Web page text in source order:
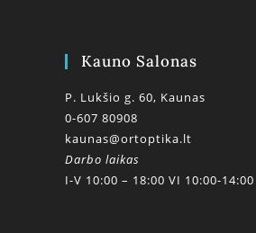
Kauno Salonas
P. Lukšio g. 60, Kaunas
0-607 80908
kaunas@ortoptika.lt
Darbo laikas
I-V 10:00 – 18:00 VI 10:00-14:00